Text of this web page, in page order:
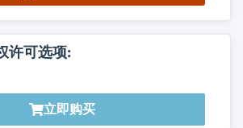
许可选项:
立即购买